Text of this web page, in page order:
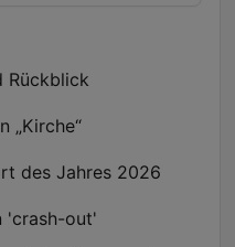
Rückblick
„Kirche“
des Jahres 2026
'crash-out'